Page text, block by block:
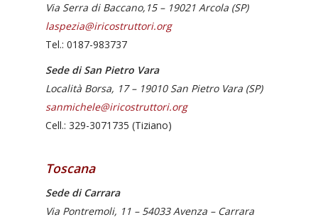
Via Serra di Baccano,15 – 19021 Arcola (SP)
laspezia@iricostruttori.org
Tel.: 0187-983737
Sede di San Pietro Vara
Località Borsa, 17 – 19010 San Pietro Vara (SP)
sanmichele@iricostruttori.org
Cell.: 329-3071735 (Tiziano)
Toscana
Sede di Carrara
Via Pontremoli, 11 – 54033 Avenza – Carrara